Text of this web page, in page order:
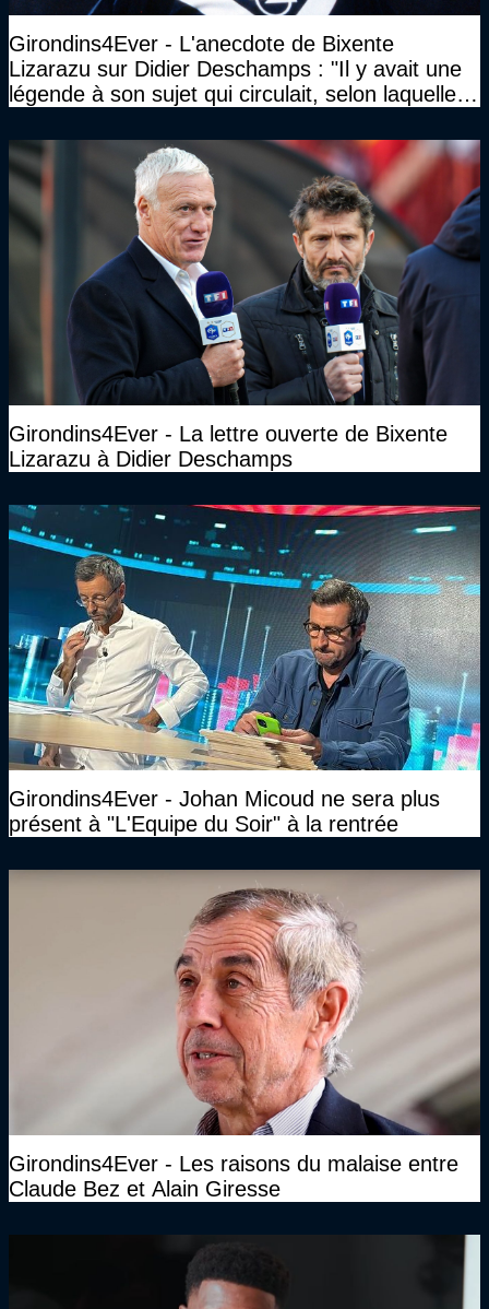
Girondins4Ever - L'anecdote de Bixente
Lizarazu sur Didier Deschamps : "Il y avait une
légende à son sujet qui circulait, selon laquelle il
Girondins4Ever - La lettre ouverte de Bixente
Lizarazu à Didier Deschamps
Girondins4Ever - Johan Micoud ne sera plus
présent à "L'Equipe du Soir" à la rentrée
Girondins4Ever - Les raisons du malaise entre
Claude Bez et Alain Giresse